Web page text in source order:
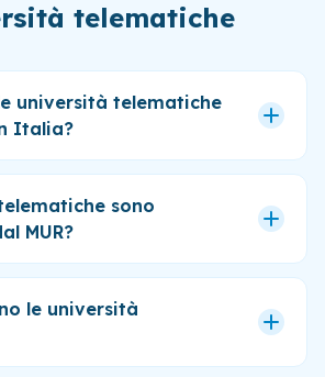
telematiche
università telematiche
Italia?
sono
MUR?
le università